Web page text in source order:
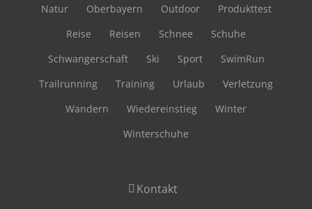
Natur
Oberbayern Outdoor
Produkttest
Reise
Reisen Schnee
Schuhe
Schwangerschaft
Ski Sport
SwimRun
Trailrunning
Training Urlaub
Verletzung
Wandern
Wiedereinstieg
Winter
Winterschuhe
Kontakt